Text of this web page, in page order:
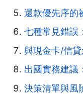
還款優先序的
七種常見錯誤
與現金卡/信
出國實務建議
決策清單與風